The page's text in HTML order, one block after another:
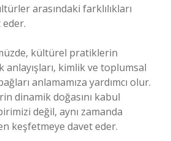
arasındaki farklılıkları
kültürel pratiklerin
anlayışları, kimlik ve toplumsal
anlamamıza yardımcı olur.
dinamik doğasını kabul
değil, aynı zamanda
keşfetmeye davet eder.